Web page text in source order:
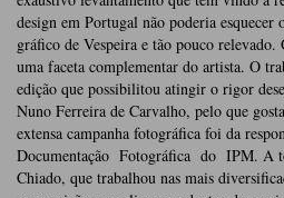
design em Portugal não poderia
gráfico de Vespeira e tão pouco
uma faceta complementar do artista. O
edição que possibilitou atingir o rigor
Nuno Ferreira de Carvalho, pelo que
extensa campanha fotográfica foi da
Documentação Fotográfica do IPM. A
Chiado, que trabalhou nas mais